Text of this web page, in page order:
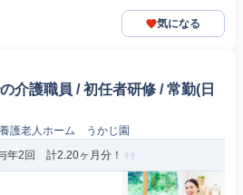
気になる
介護職員 / 初任者研修 / 常勤(日
護老人ホーム うかじ園
年2回 計2.20ヶ月分！